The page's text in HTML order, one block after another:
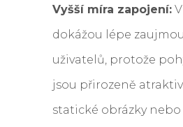
Vyšší míra zapojení:
dokážou lépe
uživatelů, protože
jsou přirozeně
statické obrázky nebo